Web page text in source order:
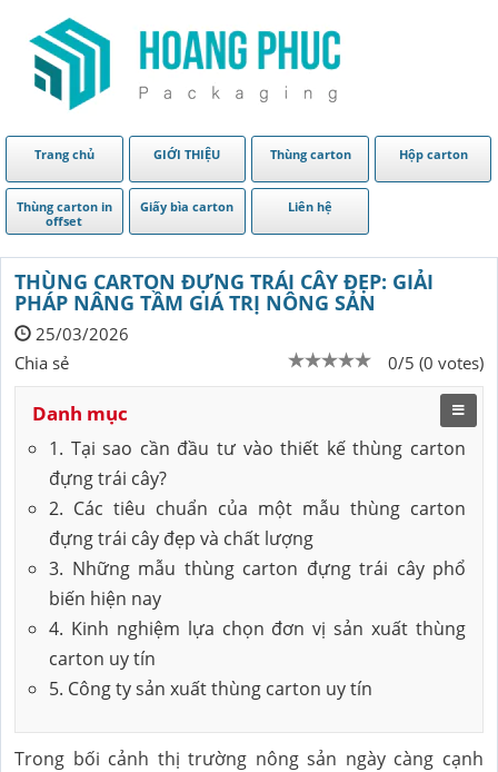
Trang chủ GIỚI THIỆU Thùng carton Hộp carton
Thùng carton in
offset
Giấy bìa carton Liên hệ
THÙNG CARTON ĐỰNG TRÁI CÂY ĐẸP: GIẢI
PHÁP NÂNG TẦM GIÁ TRỊ NÔNG SẢN
25/03/2026
0/5 (0 votes)
Chia sẻ
Danh mục
1. Tại sao cần đầu tư vào thiết kế thùng carton
đựng trái cây?
2. Các tiêu chuẩn của một mẫu thùng carton
đựng trái cây đẹp và chất lượng
3. Những mẫu thùng carton đựng trái cây phổ
biến hiện nay
4. Kinh nghiệm lựa chọn đơn vị sản xuất thùng
carton uy tín
5. Công ty sản xuất thùng carton uy tín
Trong bối cảnh thị trường nông sản ngày càng cạnh